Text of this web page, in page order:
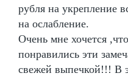
рубля на укрепление
на ослабление.
Очень мне хочется
понравились эти
свежей выпечкой!!! В